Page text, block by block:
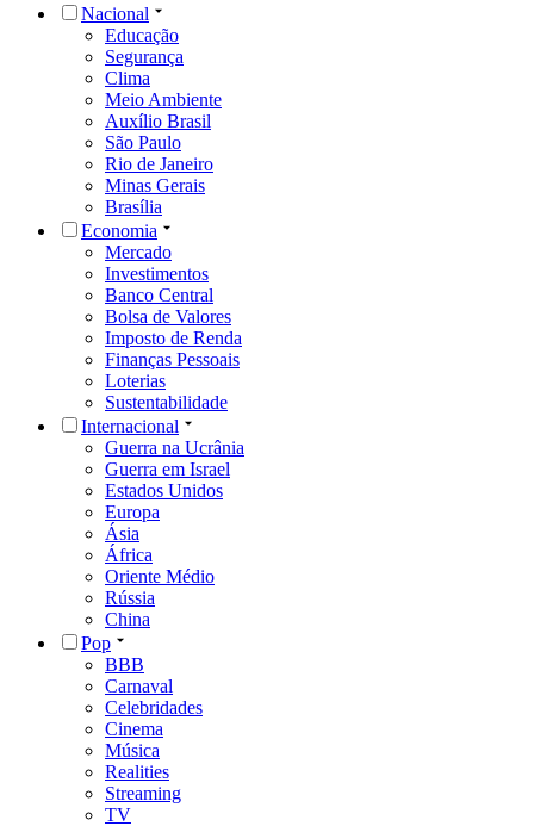
Nacional
Educação
Segurança
Clima
Meio Ambiente
Auxílio Brasil
São Paulo
Rio de Janeiro
Minas Gerais
Brasília
Economia
Mercado
Investimentos
Banco Central
Bolsa de Valores
Imposto de Renda
Finanças Pessoais
Loterias
Sustentabilidade
Internacional
Guerra na Ucrânia
Guerra em Israel
Estados Unidos
Europa
Ásia
África
Oriente Médio
Rússia
China
Pop
BBB
Carnaval
Celebridades
Cinema
Música
Realities
Streaming
TV